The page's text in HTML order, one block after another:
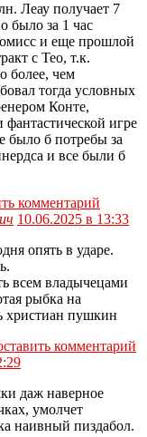
Леау получает 7
было за 1 час
и еще прошлой
с Тео, т.к.
более, чем
тогда условных
Конте,
игре
было б потребы за
и все были б
комментарий
10.06.2025 в 13:33
опять в ударе.
всем владычецами
рыбка на
христиан пушкин
комментарий
даж наверное
умолчет
наивный пиздабол.